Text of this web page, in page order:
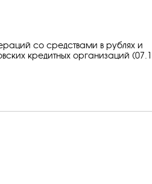
со средствами в рублях и
кредитных организаций